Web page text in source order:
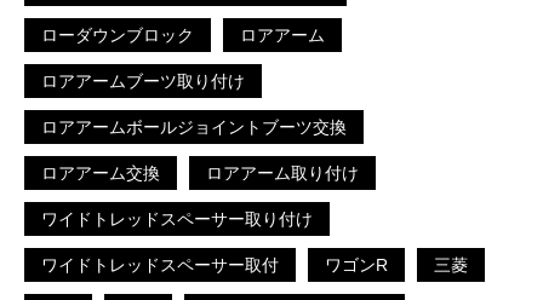
ローダウンブロック ロアアーム
ロアアームブーツ取り付け
ロアアームボールジョイントブーツ交換
ロアアーム交換 ロアアーム取り付け
ワイドトレッドスペーサー取り付け
ワイドトレッドスペーサー取付 ワゴンR 三菱